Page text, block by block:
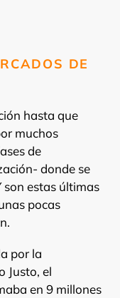
DE
hasta que
muchos
de
donde se
son estas últimas
pocas
por la
Justo, el
en 9 millones